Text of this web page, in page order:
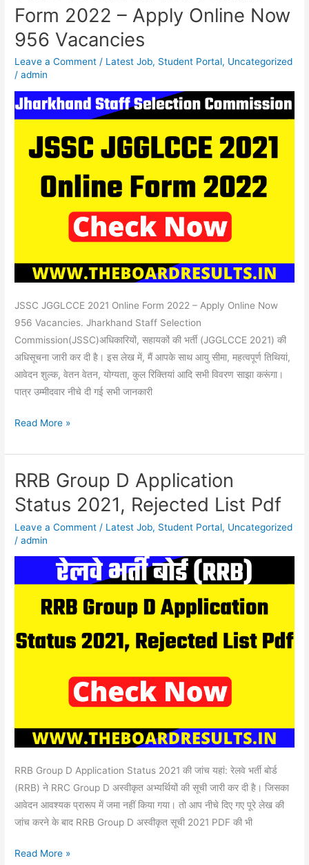
Form 2022 – Apply Online Now
956 Vacancies
Leave a Comment / Latest Job, Student Portal, Uncategorized
/admin
JSSC JGGLCCE 2021 Online Form 2022 – Apply Online Now
956 Vacancies. Jharkhand Staff Selection
Commission(JSSC)अधिकारियों, सहायकों की भर्ती (JGGLCCE 2021) की
अधिसूचना जारी कर दी है। इस लेख में, मैं आपके साथ आयु सीमा, महत्वपूर्ण तिथियां,
आवेदन शुल्क, वेतन वेतन, योग्यता, कुल रिक्तियां आदि सभी विवरण साझा करूंगा।
पात्र उम्मीदवार नीचे दी गई सभी जानकारी
2021
Online
Form
2022
–
Apply
956
Vacancies
Read More »
RRB Group D Application
Status 2021, Rejected List Pdf
Leave a Comment / Latest Job, Student Portal, Uncategorized
/admin
RRB Group D Application Status 2021 की जांच यहां: रेलवे भर्ती बोर्ड
(RRB) ने RRC Group D अस्वीकृत अभ्यर्थियों की सूची जारी कर दी है। जिसका
आवेदन आवश्यक प्रारूप में जमा नहीं किया गया। तो आप नीचे दिए गए पूरे लेख की
जांच करने के बाद RRB Group D अस्वीकृत सूची 2021 PDF की भी
RRB
D
Application
Status
Read More »